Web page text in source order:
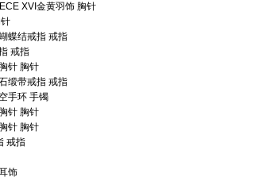
XVI金黄羽饰 胸针
蝶结戒指 戒指
戒指
针 胸针
缎带戒指 戒指
手环 手镯
针 胸针
针 胸针
戒指
饰